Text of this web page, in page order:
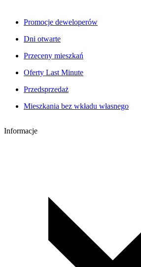
Promocje deweloperów
Dni otwarte
Przeceny mieszkań
Oferty Last Minute
Przedsprzedaż
Mieszkania bez wkładu własnego
Informacje